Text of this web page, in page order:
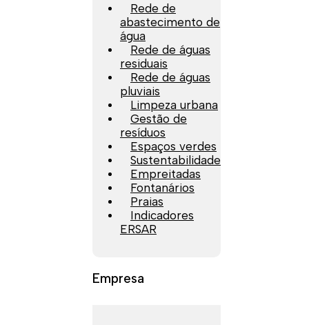
Rede de
abastecimento de
água
Rede de águas
residuais
Rede de águas
pluviais
Limpeza urbana
Gestão de
resíduos
Espaços verdes
Sustentabilidade
Empreitadas
Fontanários
Praias
Indicadores
ERSAR
Empresa